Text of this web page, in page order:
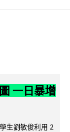
一日暴增
生劉敏俊利用 2